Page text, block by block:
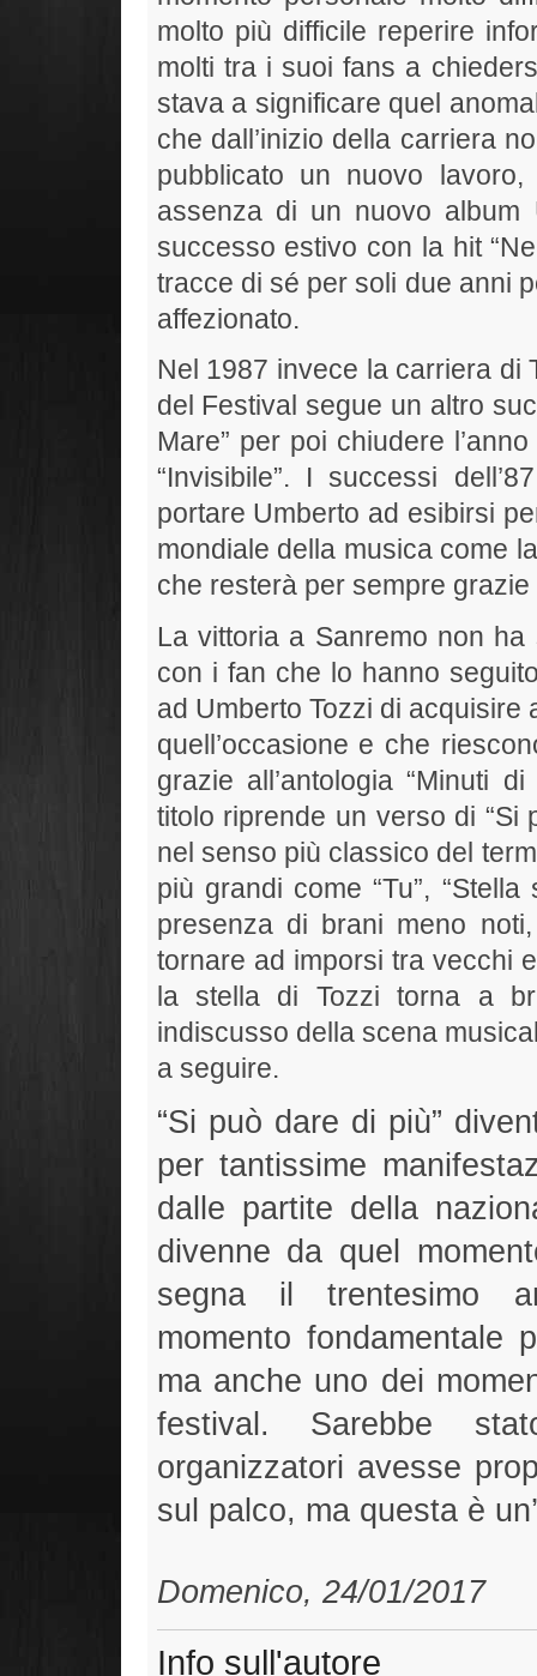
molto più difficile reperire
molti tra i suoi fans a
stava a significare quel
che dall’inizio della carriera
pubblicato un nuovo
assenza di un nuovo album
successo estivo con la hit
tracce di sé per soli due anni
affezionato.
Nel 1987 invece la carriera di
del Festival segue un altro
Mare” per poi chiudere
“Invisibile”. I successi
portare Umberto ad esibirsi
mondiale della musica come
che resterà per sempre
La vittoria a Sanremo non
con i fan che lo hanno
ad Umberto Tozzi di
quell’occasione e che
grazie all’antologia “Minuti
titolo riprende un verso di “Si
nel senso più classico del
più grandi come “Tu”,
presenza di brani meno
tornare ad imporsi tra vecchi
la stella di Tozzi torna a
indiscusso della scena
a seguire.
“Si può dare di più”
per tantissime
dalle partite della
divenne da quel
segna il trentesimo
momento fondamentale
ma anche uno dei
festival. Sarebbe
organizzatori avesse
sul palco, ma questa è
Domenico, 24/01/2017
Info sull'autore